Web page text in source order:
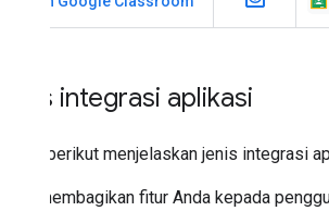
Jenis integrasi aplikasi
Bagian berikut menjelaskan jenis integrasi
Untuk membagikan fitur Anda kepada